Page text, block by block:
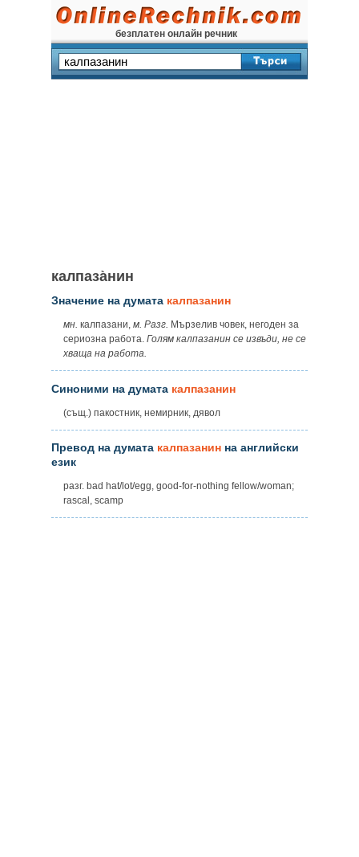
безплатен онлайн речник
калпаза̀нин
Значение на думата калпазанин
мн. калпазани, м. Разг. Мързелив човек, негоден за
сериозна работа. Голям калпазанин се извъди, не се
хваща на работа.
Синоними на думата калпазанин
(същ.) пакостник, немирник, дявол
Превод на думата калпазанин на английски
език
разг. bad hat/lot/egg, good-for-nothing fellow/woman;
rascal, scamp